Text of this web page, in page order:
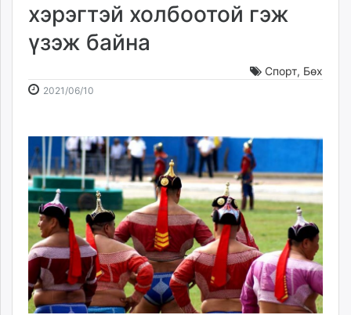
Gogo.mn
caak.mn
news.mn
Baabar.mn
mnb.mn
Livetv.mn
Eguur.mn
24tsag.mn
shuud.mn
eagle.mn
ergelt.mn
zarig.mn
today.mn
хэрэгтэй холбоотой гэж
үзэж байна
Спорт, Бөх
2021/06/10
12:16:06
14:00:59